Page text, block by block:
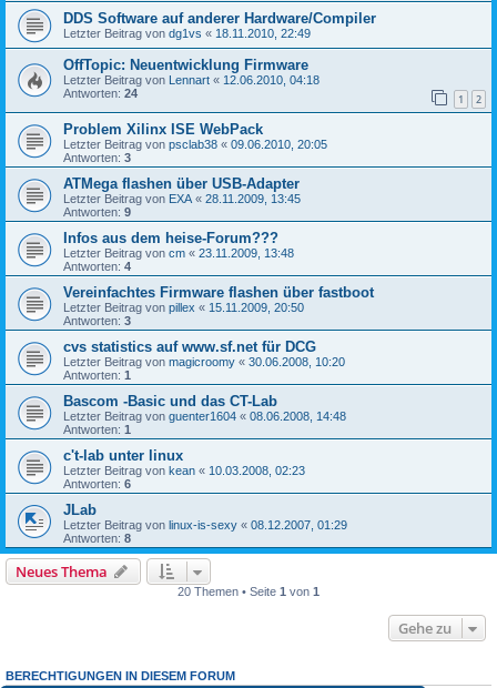
DDS Software auf anderer Hardware/Compiler
Letzter Beitrag von dg1vs « 18.11.2010, 22:49
OffTopic: Neuentwicklung Firmware
Letzter Beitrag von Lennart « 12.06.2010, 04:18
Antworten: 24 1 2
Problem Xilinx ISE WebPack
Letzter Beitrag von psclab38 « 09.06.2010, 20:05
Antworten: 3
ATMega flashen über USB-Adapter
Letzter Beitrag von EXA « 28.11.2009, 13:45
Antworten: 9
Infos aus dem heise-Forum???
Letzter Beitrag von cm « 23.11.2009, 13:48
Antworten: 4
Vereinfachtes Firmware flashen über fastboot
Letzter Beitrag von pillex « 15.11.2009, 20:50
Antworten: 3
cvs statistics auf www.sf.net für DCG
Letzter Beitrag von magicroomy « 30.06.2008, 10:20
Antworten: 1
Bascom -Basic und das CT-Lab
Letzter Beitrag von guenter1604 « 08.06.2008, 14:48
Antworten: 1
c't-lab unter linux
Letzter Beitrag von kean « 10.03.2008, 02:23
Antworten: 6
JLab
Letzter Beitrag von linux-is-sexy « 08.12.2007, 01:29
Antworten: 8
Neues Thema
20 Themen • Seite 1 von 1
Gehe zu
BERECHTIGUNGEN IN DIESEM FORUM